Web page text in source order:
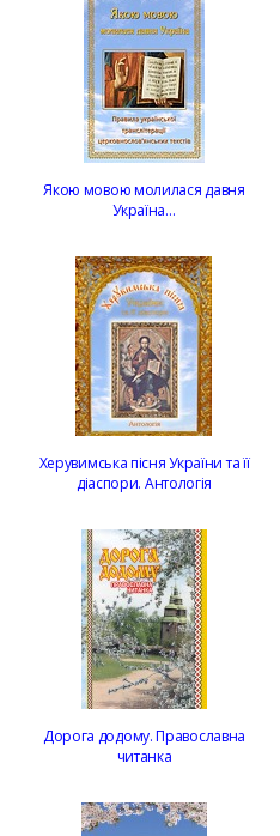
Якою мовою молилася давня
Україна…
Херувимська пісня України та її
діаспори. Антологія
Дорога додому. Православна
читанка